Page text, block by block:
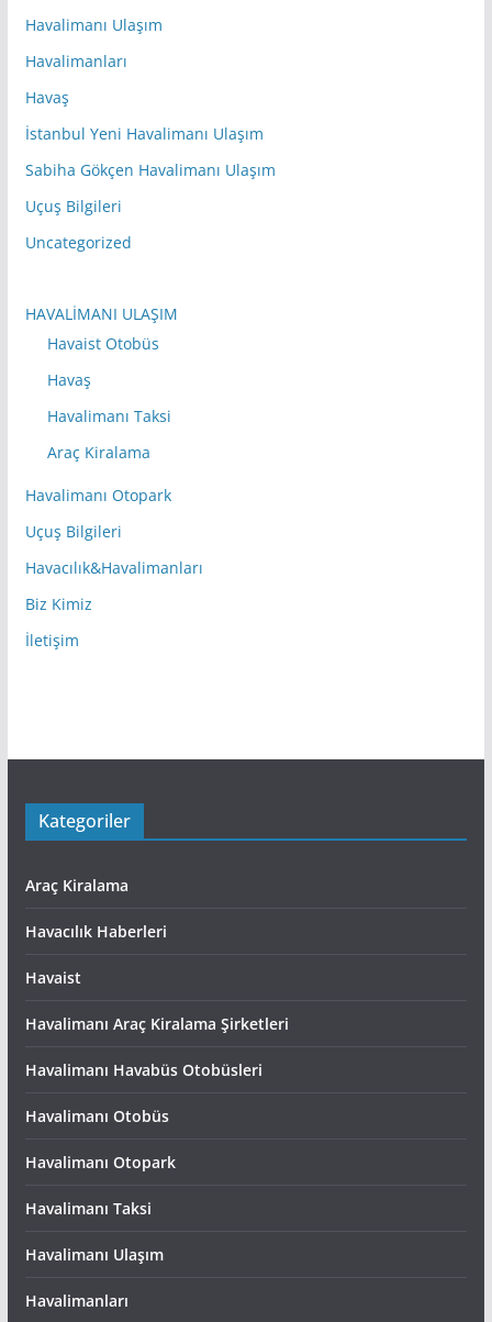
Havalimanı Ulaşım
Havalimanları
Havaş
İstanbul Yeni Havalimanı Ulaşım
Sabiha Gökçen Havalimanı Ulaşım
Uçuş Bilgileri
Uncategorized
HAVALİMANI ULAŞIM
Havaist Otobüs
Havaş
Havalimanı Taksi
Araç Kiralama
Havalimanı Otopark
Uçuş Bilgileri
Havacılık&Havalimanları
Biz Kimiz
İletişim
Kategoriler
Araç Kiralama
Havacılık Haberleri
Havaist
Havalimanı Araç Kiralama Şirketleri
Havalimanı Havabüs Otobüsleri
Havalimanı Otobüs
Havalimanı Otopark
Havalimanı Taksi
Havalimanı Ulaşım
Havalimanları